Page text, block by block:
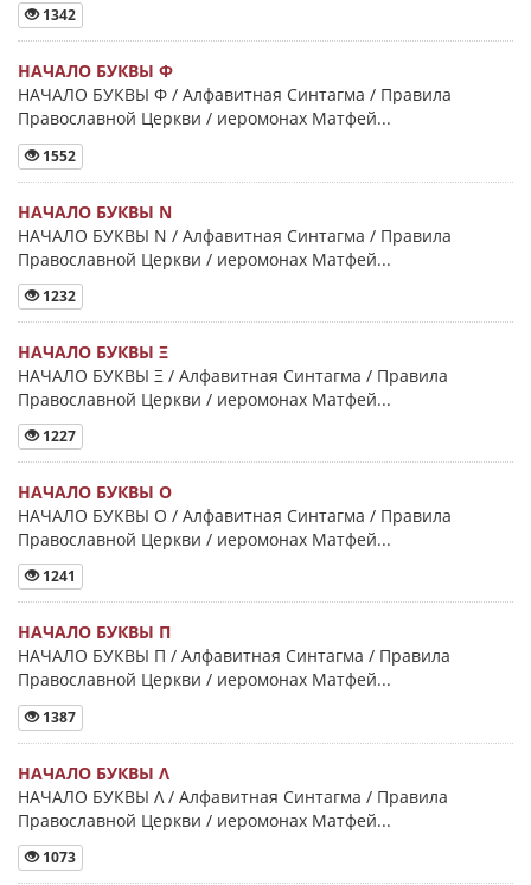
1342
НАЧАЛО БУКВЫ Φ
НАЧАЛО БУКВЫ Φ / Алфавитная Синтагма / Правила
Православной Церкви / иеромонах Матфей...
1552
НАЧАЛО БУКВЫ Ν
НАЧАЛО БУКВЫ Ν / Алфавитная Синтагма / Правила
Православной Церкви / иеромонах Матфей...
1232
НАЧАЛО БУКВЫ Ξ
НАЧАЛО БУКВЫ Ξ / Алфавитная Синтагма / Правила
Православной Церкви / иеромонах Матфей...
1227
НАЧАЛО БУКВЫ Ο
НАЧАЛО БУКВЫ Ο / Алфавитная Синтагма / Правила
Православной Церкви / иеромонах Матфей...
1241
НАЧАЛО БУКВЫ Π
НАЧАЛО БУКВЫ Π / Алфавитная Синтагма / Правила
Православной Церкви / иеромонах Матфей...
1387
НАЧАЛО БУКВЫ Λ
НАЧАЛО БУКВЫ Λ / Алфавитная Синтагма / Правила
Православной Церкви / иеромонах Матфей...
1073